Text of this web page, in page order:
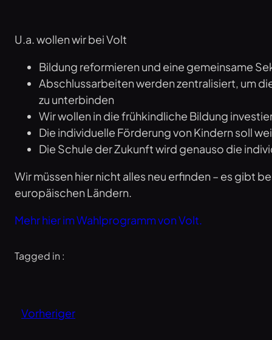
U.a. wollen wir bei Volt
Bildung reformieren und eine gemeinsame
Abschlussarbeiten werden zentralisiert, um
zu unterbinden
Wir wollen in die frühkindliche Bildung
Die individuelle Förderung von Kindern soll
Die Schule der Zukunft wird genauso die
Wir müssen hier nicht alles neu erfinden – es gibt
europäischen Ländern.
Mehr hier im Wahlprogramm von Volt.
Tagged in :
Vorheriger